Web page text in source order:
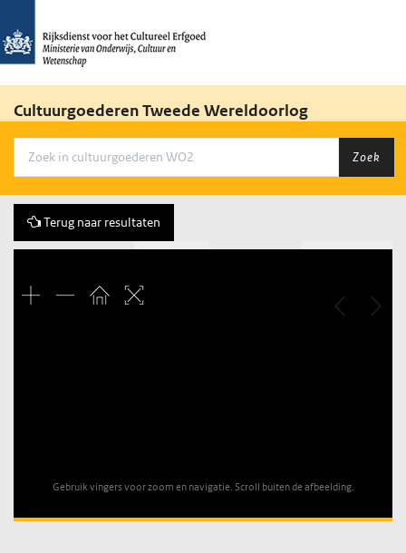
Cultuurgoederen Tweede Wereldoorlog
Zoek
Terug naar resultaten
Gebruik vingers voor zoom en navigatie. Scroll buiten de afbeelding.